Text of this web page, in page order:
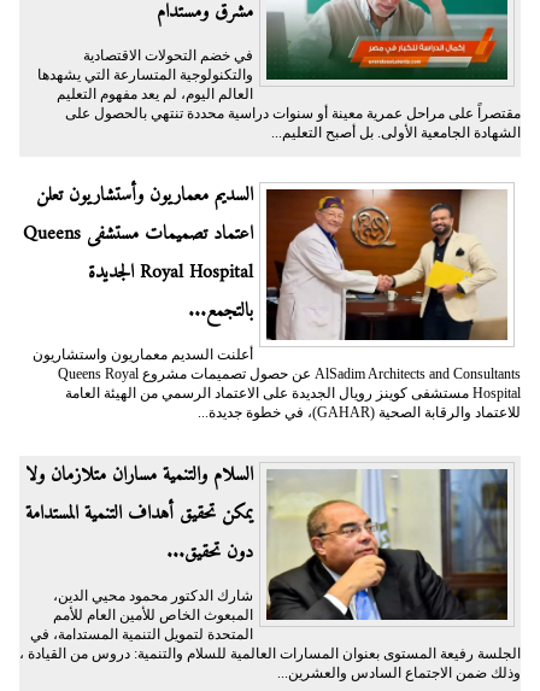
مشرق ومستدام
في خضم التحولات الاقتصادية
والتكنولوجية المتسارعة التي يشهدها
العالم اليوم، لم يعد مفهوم التعليم
مقتصراً على مراحل عمرية معينة أو سنوات دراسية محددة تنتهي بالحصول على
الشهادة الجامعية الأولى. بل أصبح التعليم...
السديم معماريون وأستشاريون تعلن
اعتماد تصميمات مستشفى Queens
Royal Hospital الجديدة
بالتجمع...
أعلنت السديم معماريون واستشاريون
AlSadim Architects and Consultants عن حصول تصميمات مشروع Queens Royal
Hospital مستشفى كوينز رويال الجديدة على الاعتماد الرسمي من الهيئة العامة
للاعتماد والرقابة الصحية (GAHAR)، في خطوة جديدة...
السلام والتنمية مساران متلازمان ولا
يمكن تحقيق أهداف التنمية المستدامة
دون تحقيق...
شارك الدكتور محمود محيي الدين،
المبعوث الخاص للأمين العام للأمم
المتحدة لتمويل التنمية المستدامة، في
الجلسة رفيعة المستوى بعنوان المسارات العالمية للسلام والتنمية: دروس من القيادة ،
وذلك ضمن الاجتماع السادس والعشرين...